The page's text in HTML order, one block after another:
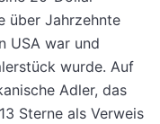
über Jahrzehnte
USA war und
wurde. Auf
Adler, das
Sterne als Verweis